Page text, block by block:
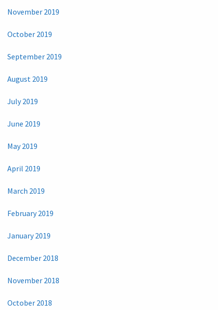
November 2019
October 2019
September 2019
August 2019
July 2019
June 2019
May 2019
April 2019
March 2019
February 2019
January 2019
December 2018
November 2018
October 2018